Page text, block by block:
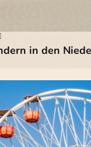
in den